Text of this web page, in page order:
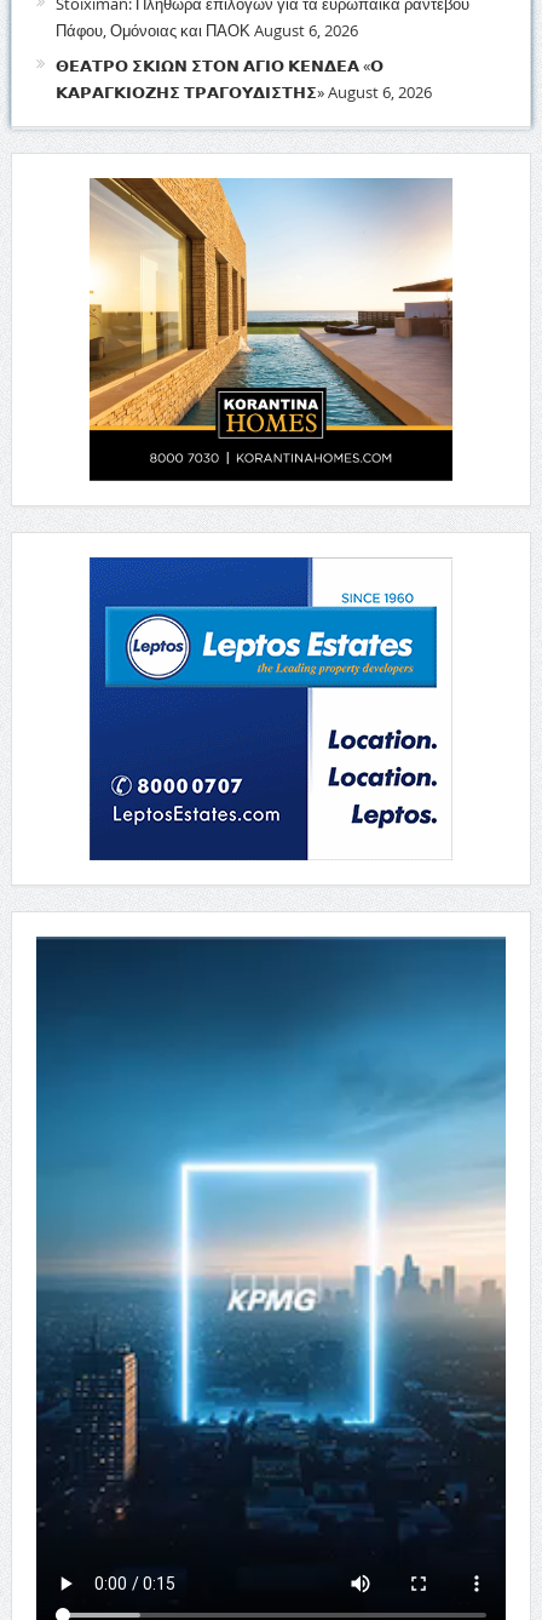
Πάφου, Ομόνοιας και ΠΑΟΚAugust 6, 2026
𝝝𝝚𝝖𝝩𝝦𝝤 𝝨𝝟𝝞𝝮𝝢 𝝨𝝩𝝤𝝢 𝝖𝝘𝝞𝝤 𝝟𝝚𝝢𝝙𝝚𝝖 «𝝤
𝝟𝝖𝝦𝝖𝝘𝝟𝝞𝝤𝝛𝝜𝝨 𝝩𝝦𝝖𝝘𝝤𝝪𝝙𝝞𝝨𝝩𝝜𝝨»August 6, 2026